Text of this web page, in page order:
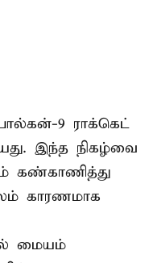
9 ராக்கெட்
இந்த நிகழ்வை
கண்காணித்து
காரணமாக
மையம்